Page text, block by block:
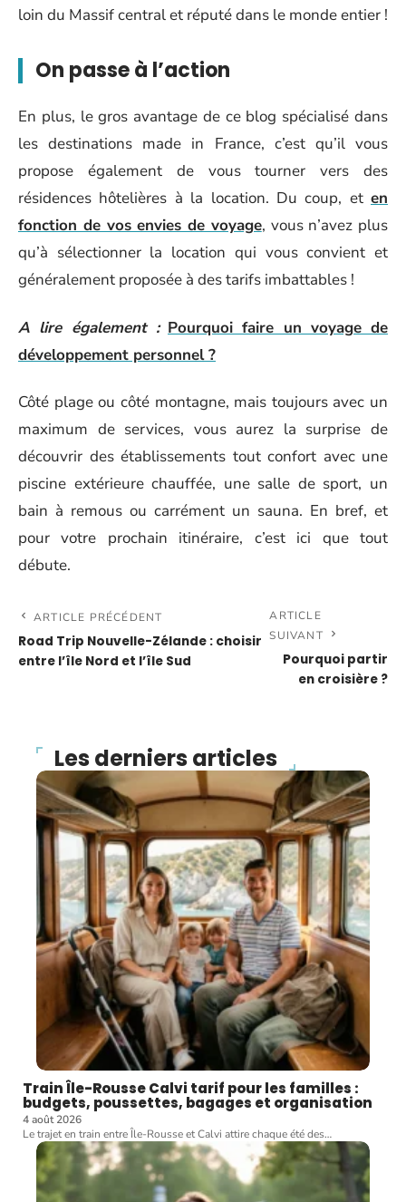
loin du Massif central et réputé dans le monde entier !
On passe à l’action
En plus, le gros avantage de ce blog spécialisé dans
les destinations made in France, c’est qu’il vous
propose également de vous tourner vers des
résidences hôtelières à la location. Du coup, et en
fonction de vos envies de voyage, vous n’avez plus
qu’à sélectionner la location qui vous convient et
généralement proposée à des tarifs imbattables !
A lire également : Pourquoi faire un voyage de
développement personnel ?
Côté plage ou côté montagne, mais toujours avec un
maximum de services, vous aurez la surprise de
découvrir des établissements tout confort avec une
piscine extérieure chauffée, une salle de sport, un
bain à remous ou carrément un sauna. En bref, et
pour votre prochain itinéraire, c’est ici que tout
débute.
ARTICLE PRÉCÉDENT
Road Trip Nouvelle-Zélande : choisir
entre l’île Nord et l’île Sud
ARTICLE
SUIVANT
Pourquoi partir
en croisière ?
Les derniers articles
Train Île-Rousse Calvi tarif pour les familles :
budgets, poussettes, bagages et organisation
4 août 2026
Le trajet en train entre Île-Rousse et Calvi attire chaque été des…